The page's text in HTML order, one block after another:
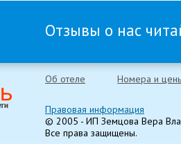
Отзывы о нас
Об отеле Номера и
Правовая информация
© 2005 - ИП Земцова Вера
Все права защищены.